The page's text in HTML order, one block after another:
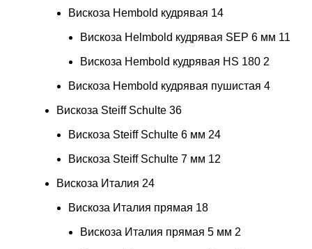
Вискоза Hembold кудрявая 14
Вискоза Helmbold кудрявая SEP 6 мм 11
Вискоза Hembold кудрявая HS 180 2
Вискоза Hembold кудрявая пушистая 4
Вискоза Steiff Schulte 36
Вискоза Steiff Schulte 6 мм 24
Вискоза Steiff Schulte 7 мм 12
Вискоза Италия 24
Вискоза Италия прямая 18
Вискоза Италия прямая 5 мм 2